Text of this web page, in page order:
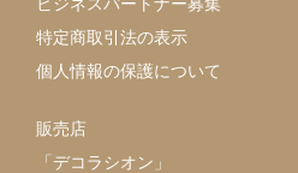
特定商取引法の表示
個人情報の保護について
販売店
「デコラシオン」